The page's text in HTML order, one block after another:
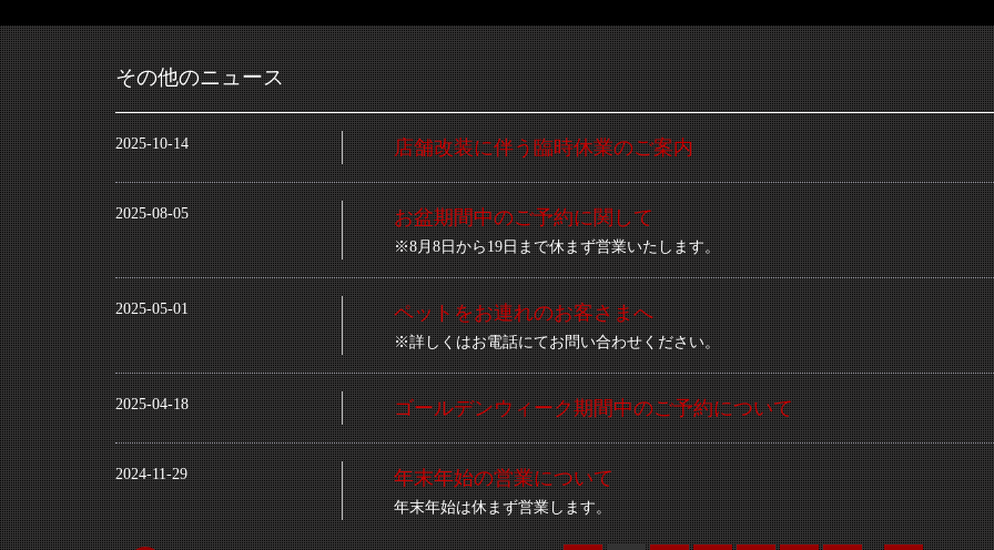
その他のニュース
2025-10-14 店舗改装に伴う臨時休業のご案内
2025-08-05 お盆期間中のご予約に関して
※8月8日から19日まで休まず営業いたします。
2025-05-01 ペットをお連れのお客さまへ
※詳しくはお電話にてお問い合わせください。
2025-04-18 ゴールデンウィーク期間中のご予約について
2024-11-29 年末年始の営業について
年末年始は休まず営業します。